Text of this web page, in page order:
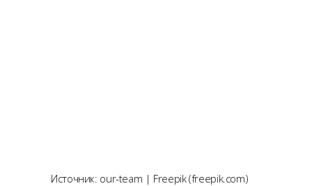
Источник: our-team | Freepik (freepik.com)